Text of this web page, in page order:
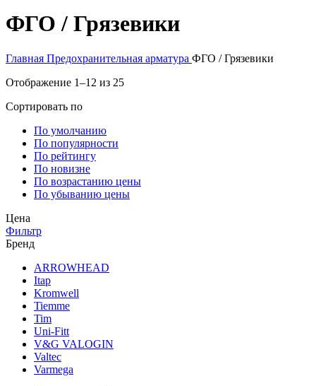
ФГО / Грязевики
Главная Предохранительная арматура ФГО / Грязевики
Отображение 1–12 из 25
Сортировать по
По умолчанию
По популярности
По рейтингу
По новизне
По возрастанию цены
По убыванию цены
Цена
Фильтр
Бренд
ARROWHEAD
Itap
Kromwell
Tiemme
Tim
Uni-Fitt
V&G VALOGIN
Valtec
Varmega